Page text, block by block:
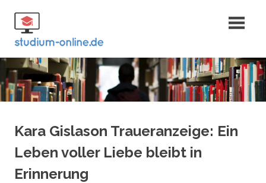
Inhalt
springen
Fernstudium
und Bachelor
Kara Gislason Traueranzeige: Ein
Leben voller Liebe bleibt in
Erinnerung